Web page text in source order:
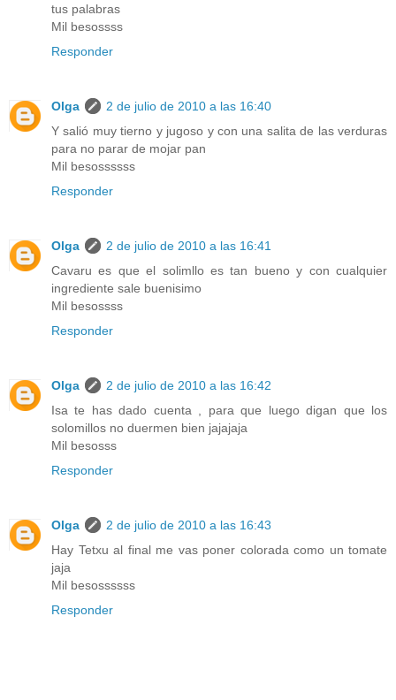
tus palabras
Mil besossss
Responder
Olga
2 de julio de 2010 a las 16:40
Y salió muy tierno y jugoso y con una salita de las verduras
para no parar de mojar pan
Mil besossssss
Responder
Olga
2 de julio de 2010 a las 16:41
Cavaru es que el solimllo es tan bueno y con cualquier
ingrediente sale buenisimo
Mil besossss
Responder
Olga
2 de julio de 2010 a las 16:42
Isa te has dado cuenta , para que luego digan que los
solomillos no duermen bien jajajaja
Mil besosss
Responder
Olga
2 de julio de 2010 a las 16:43
Hay Tetxu al final me vas poner colorada como un tomate
jaja
Mil besossssss
Responder